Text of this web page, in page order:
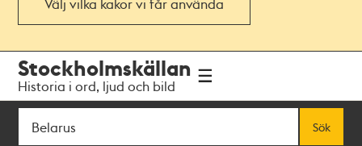
Välj vilka kakor vi får använda
navigationen
huvudinnehållet
Stockholmskällan
Historia i ord, ljud och bild
Sök
Sök